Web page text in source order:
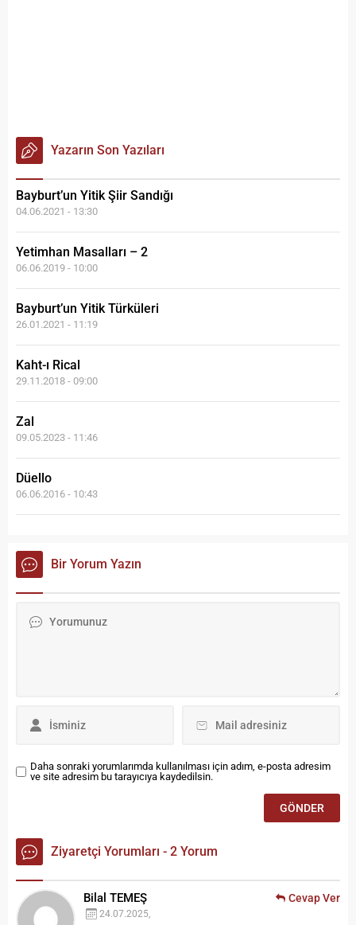
Yazarın Son Yazıları
Bayburt’un Yitik Şiir Sandığı
04.06.2021 - 13:30
Yetimhan Masalları – 2
06.06.2019 - 10:00
Bayburt’un Yitik Türküleri
26.01.2021 - 11:19
Kaht-ı Rical
29.11.2018 - 09:00
Zal
09.05.2023 - 11:46
Düello
06.06.2016 - 10:43
Bir Yorum Yazın
Daha sonraki yorumlarımda kullanılması için adım, e-posta adresim
ve site adresim bu tarayıcıya kaydedilsin.
Ziyaretçi Yorumları - 2 Yorum
Bilal TEMEŞ
24.07.2025,
Cevap Ver